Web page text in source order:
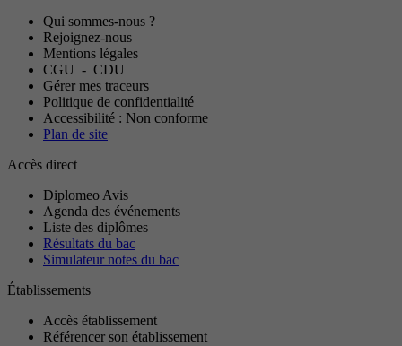
Qui sommes-nous ?
Rejoignez-nous
Mentions légales
CGU - CDU
Gérer mes traceurs
Politique de confidentialité
Accessibilité : Non conforme
Plan de site
Accès direct
Diplomeo Avis
Agenda des événements
Liste des diplômes
Résultats du bac
Simulateur notes du bac
Établissements
Accès établissement
Référencer son établissement